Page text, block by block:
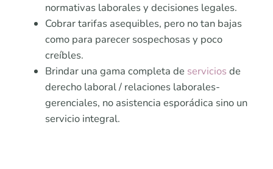
normativas laborales y decisiones legales.
Cobrar tarifas asequibles, pero no tan bajas
como para parecer sospechosas y poco
creíbles.
Brindar una gama completa de servicios de
derecho laboral / relaciones laborales-
gerenciales, no asistencia esporádica sino un
servicio integral.